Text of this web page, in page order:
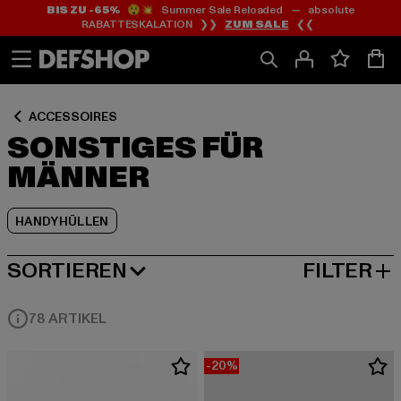
Zum
Inhalt
springen
Zum
Fußzeile
springen
BIS ZU -65%😲💥 Summer Sale Reloaded — absolute
RABATTESKALATION ❯❯ ZUM SALE ❮❮
ACCESSOIRES
SONSTIGES FÜR
MÄNNER
HANDYHÜLLEN
Zum
Produktraster
springen
SORTIEREN
BELIEBTESTE FILTER
78 ARTIKEL
-20%